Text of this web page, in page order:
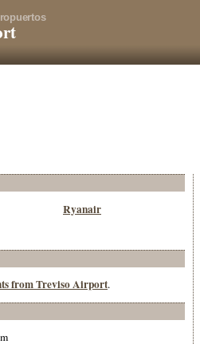
Ryanair
from Treviso Airport.